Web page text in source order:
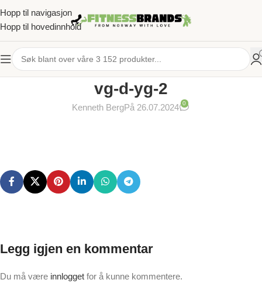
Hopp til navigasjon
Hopp til hovedinnhold
vg-d-yg-2
Kenneth BergPå 26.07.2024 0
Legg igjen en kommentar
Du må være innlogget for å kunne kommentere.